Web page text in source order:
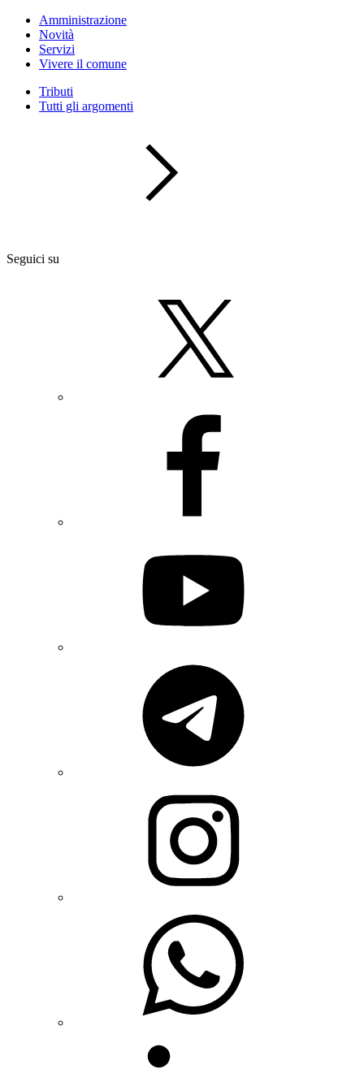
Amministrazione
Novità
Servizi
Vivere il comune
Tributi
Tutti gli argomenti
Seguici su